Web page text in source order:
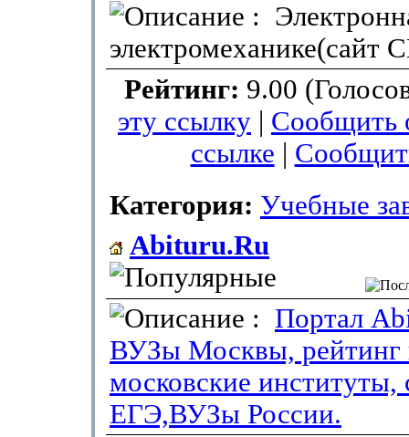
:
Рейтинг: 9.00
эту ссылку
Сообщить
ссылке
Категория: Учебные
Abituru.Ru
: Портал
ВУЗы Москвы, рейтинг
московские институты,
ЕГЭ,ВУЗы России.